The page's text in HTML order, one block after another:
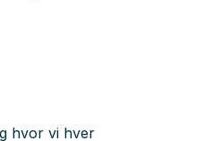
hvor vi hver